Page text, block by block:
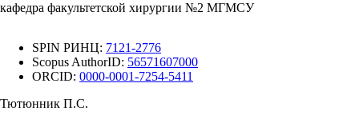
кафедра факультетской хирургии №2 МГМСУ
SPIN РИНЦ: 7121-2776
Scopus AuthorID: 56571607000
ORCID: 0000-0001-7254-5411
Тютюнник П.С.